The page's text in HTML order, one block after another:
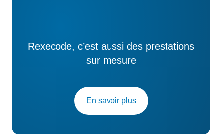
Rexecode, c’est aussi des prestations
sur mesure
En savoir plus